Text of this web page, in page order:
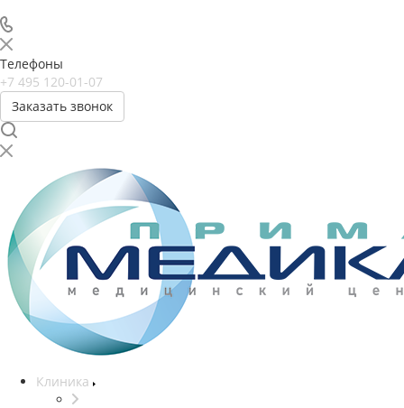
Телефоны
+7 495 120-01-07
Заказать звонок
Клиника